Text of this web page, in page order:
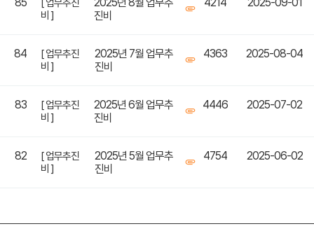
[ 업무추진
비 ]
진비
84
[ 업무추진
비 ]
2025년 7월 업무추
진비
4363 2025-08-04
83
[ 업무추진
비 ]
2025년 6월 업무추
진비
4446 2025-07-02
82
[ 업무추진
비 ]
2025년 5월 업무추
진비
4754 2025-06-02